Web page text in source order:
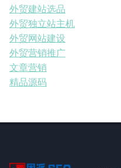
外贸建站选品
外贸独立站主机
外贸网站建设
外贸营销推广
文章营销
精品源码